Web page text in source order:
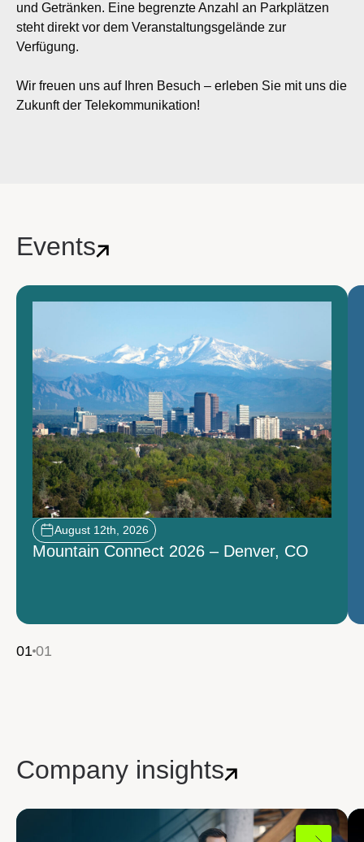
und Getränken. Eine begrenzte Anzahl an Parkplätzen
steht direkt vor dem Veranstaltungsgelände zur
Verfügung.
Wir freuen uns auf Ihren Besuch – erleben Sie mit uns die
Zukunft der Telekommunikation!
Events
August 12th, 2026
Mountain Connect 2026 – Denver, CO
01 01
Company insights